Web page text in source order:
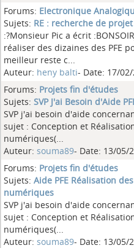
Forums: Electronique
Sujets: RE : recherche de
:?Monsieur Pic a écrit
réaliser des dizaines des PFE
meilleur reste c...
Auteur: heny balti- Date: 17/
Forums: Projets fin d'études
Sujets: SVP J'ai Besoin d'Aide
SVP j'ai besoin d'aide
sujet : Conception et
numériques(...
Auteur: souma89- Date: 13/05/
Forums: Projets fin d'études
Sujets: Aide PFE Réalisation
numériques
SVP j'ai besoin d'aide
sujet : Conception et
numériques(...
Auteur: souma89- Date: 13/05/